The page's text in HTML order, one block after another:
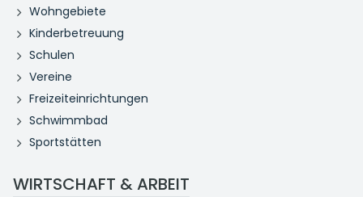
Wohngebiete
Kinderbetreuung
Schulen
Vereine
Freizeiteinrichtungen
Schwimmbad
Sportstätten
WIRTSCHAFT & ARBEIT